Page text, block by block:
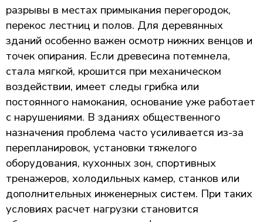
разрывы в местах примыкания перегородок,
перекос лестниц и полов. Для деревянных
зданий особенно важен осмотр нижних венцов и
точек опирания. Если древесина потемнела,
стала мягкой, крошится при механическом
воздействии, имеет следы грибка или
постоянного намокания, основание уже работает
с нарушениями. В зданиях общественного
назначения проблема часто усиливается из-за
перепланировок, установки тяжелого
оборудования, кухонных зон, спортивных
тренажеров, холодильных камер, станков или
дополнительных инженерных систем. При таких
условиях расчет нагрузки становится